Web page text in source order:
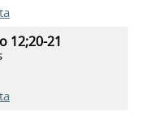
12;20-21